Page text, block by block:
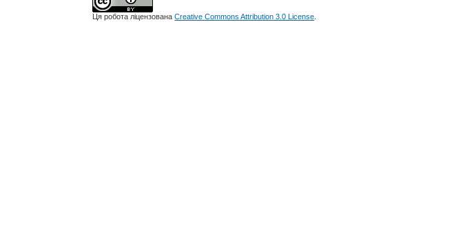
Ця робота ліцензованаCreative Commons Attribution 3.0 License